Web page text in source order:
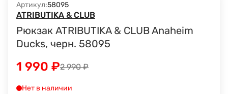
Артикул:58095
ATRIBUTIKA & CLUB
Рюкзак ATRIBUTIKA & CLUB Anaheim
Ducks, черн. 58095
2 990₽
1 990 ₽
Нет в наличии